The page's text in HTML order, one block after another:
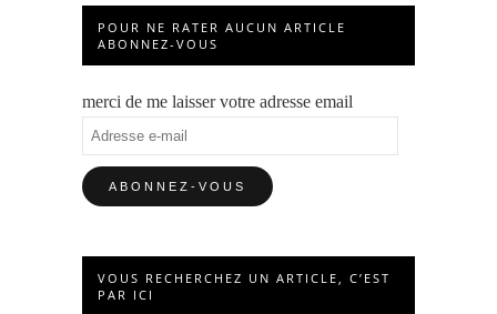
POUR NE RATER AUCUN ARTICLE
ABONNEZ-VOUS
merci de me laisser votre adresse email
Adresse
e-
mail
VOUS RECHERCHEZ UN ARTICLE, C’EST
PAR ICI